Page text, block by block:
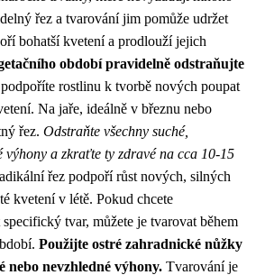
řez a tvarování jim pomůže udržet
bohatší kvetení a prodlouží jejich
období pravidelně odstraňujte
rostlinu k tvorbě nových poupat
Na jaře, ideálně v březnu nebo
řez. Odstraňte všechny suché,
výhony a zkraťte ty zdravé na cca 10-15
řez podpoří růst nových, silných
kvetení v létě. Pokud chcete
tvar, můžete je tvarovat během
Použijte ostré zahradnické nůžky
nebo nevzhledné výhony. Tvarování je